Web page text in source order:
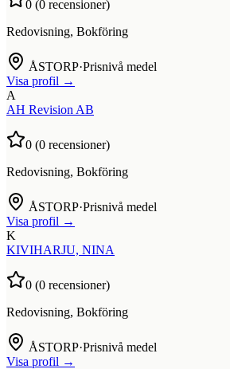
0 (0 recensioner)
Redovisning, Bokföring
ÅSTORP·Prisnivå medel
Visa profil →
A
AH Revision AB
0 (0 recensioner)
Redovisning, Bokföring
ÅSTORP·Prisnivå medel
Visa profil →
K
KIVIHARJU, NINA
0 (0 recensioner)
Redovisning, Bokföring
ÅSTORP·Prisnivå medel
Visa profil →